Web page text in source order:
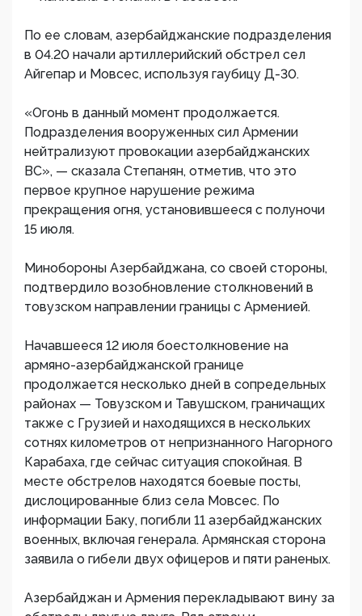
По ее словам, азербайджанские подразделения
в 04.20 начали артиллерийский обстрел сел
Айгепар и Мовсес, используя гаубицу Д-30.
«Огонь в данный момент продолжается.
Подразделения вооруженных сил Армении
нейтрализуют провокации азербайджанских
ВС», — сказала Степанян, отметив, что это
первое крупное нарушение режима
прекращения огня, установившееся с полуночи
15 июля.
Минобороны Азербайджана, со своей стороны,
подтвердило возобновление столкновений в
товузском направлении границы с Арменией.
Начавшееся 12 июля боестолкновение на
армяно-азербайджанской границе
продолжается несколько дней в сопредельных
районах — Товузском и Тавушском, граничащих
также с Грузией и находящихся в нескольких
сотнях километров от непризнанного Нагорного
Карабаха, где сейчас ситуация спокойная. В
месте обстрелов находятся боевые посты,
дислоцированные близ села Мовсес. По
информации Баку, погибли 11 азербайджанских
военных, включая генерала. Армянская сторона
заявила о гибели двух офицеров и пяти раненых.
Азербайджан и Армения перекладывают вину за